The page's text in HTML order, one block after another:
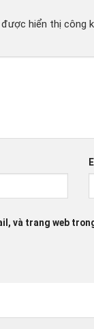
hiển thị công
và trang web